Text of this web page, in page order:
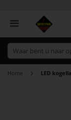
Home LED